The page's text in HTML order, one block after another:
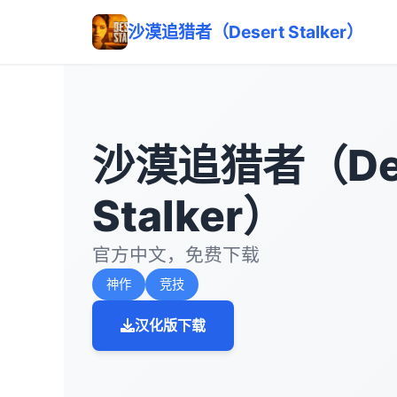
沙漠追猎者（Desert Stalker）
沙漠追猎者（
Stalker）
官方中文，免费下载
神作 竞技
汉化版下载